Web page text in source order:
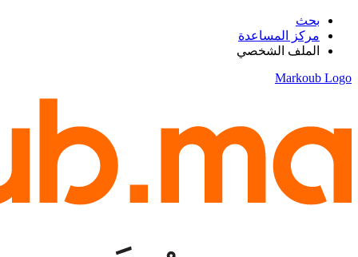
بحث
مركز المساعدة
الملف الشخصي
Markoub Logo